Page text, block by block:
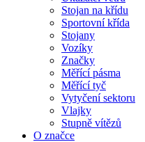
Stojan na křídu
Sportovní křída
Stojany
Vozíky
Značky
Měřící pásma
Měřící tyč
Vytyčení sektoru
Vlajky
Stupně vítězů
O značce